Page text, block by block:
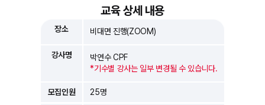
교육 상세 내용
장소 비대면 진행(ZOOM)
강사명
박연수 CPF
*기수별 강사는 일부 변경될 수 있습니다.
모집인원 25명